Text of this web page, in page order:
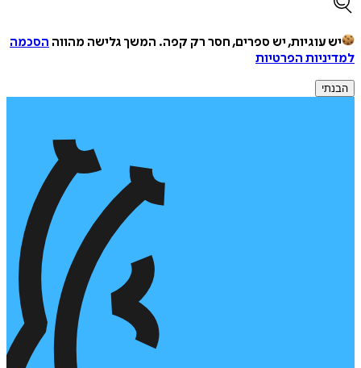
יש עוגיות, יש ספרים, חסר רק קפה. המשך גלישה מהווה הסכמה
למדיניות הפרטיות
הבנתי